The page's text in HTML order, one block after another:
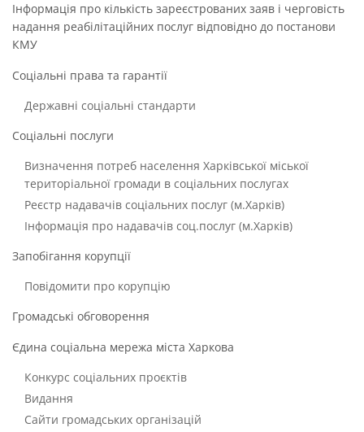
Інформація про кількість зареєстрованих заяв і черговість
надання реабілітаційних послуг відповідно до постанови
КМУ
Соціальні права та гарантії
Державні соціальні стандарти
Соціальні послуги
Визначення потреб населення Харківської міської
територіальної громади в соціальних послугах
Реєстр надавачів соціальних послуг (м.Харків)
Інформація про надавачів соц.послуг (м.Харків)
Запобігання корупції
Повідомити про корупцію
Громадські обговорення
Єдина соціальна мережа міста Харкова
Конкурс соціальних проєктів
Видання
Сайти громадських організацій